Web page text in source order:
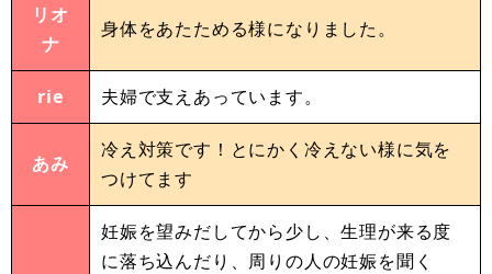
リオ
ナ
身体をあたためる様になりました。
rie 夫婦で支えあっています。
あみ
冷え対策です！とにかく冷えない様に気を
つけてます
妊娠を望みだしてから少し、生理が来る度
に落ち込んだり、周りの人の妊娠を聞く